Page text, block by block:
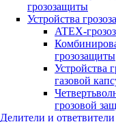
грозозащиты
Устройства
ATEX-
грозозащиты
Устройства
газовой
грозовой
Делители и